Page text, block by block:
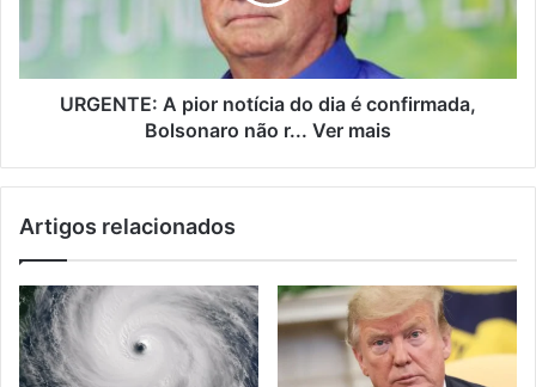
URGENTE: A pior notícia do dia é confirmada,
Bolsonaro não r... Ver mais
Artigos relacionados